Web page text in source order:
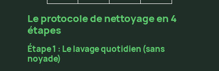
Le protocole de nettoyage en 4
étapes
Étape 1 : Le lavage quotidien (sans
noyade)